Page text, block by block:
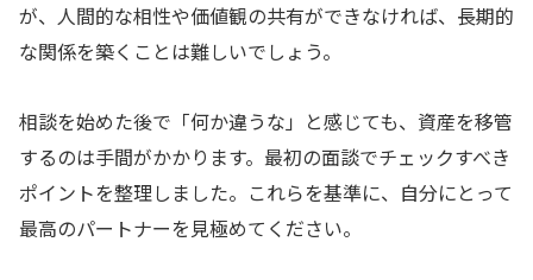
が、人間的な相性や価値観の共有ができなければ、長期的
な関係を築くことは難しいでしょう。
相談を始めた後で「何か違うな」と感じても、資産を移管
するのは手間がかかります。最初の面談でチェックすべき
ポイントを整理しました。これらを基準に、自分にとって
最高のパートナーを見極めてください。